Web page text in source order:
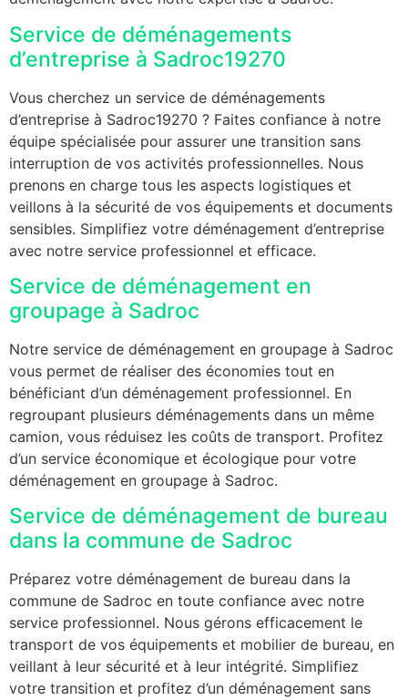
Service de déménagements
d’entreprise à Sadroc19270
Vous cherchez un service de déménagements
d’entreprise à Sadroc19270 ? Faites confiance à notre
équipe spécialisée pour assurer une transition sans
interruption de vos activités professionnelles. Nous
prenons en charge tous les aspects logistiques et
veillons à la sécurité de vos équipements et documents
sensibles. Simplifiez votre déménagement d’entreprise
avec notre service professionnel et efficace.
Service de déménagement en
groupage à Sadroc
Notre service de déménagement en groupage à Sadroc
vous permet de réaliser des économies tout en
bénéficiant d’un déménagement professionnel. En
regroupant plusieurs déménagements dans un même
camion, vous réduisez les coûts de transport. Profitez
d’un service économique et écologique pour votre
déménagement en groupage à Sadroc.
Service de déménagement de bureau
dans la commune de Sadroc
Préparez votre déménagement de bureau dans la
commune de Sadroc en toute confiance avec notre
service professionnel. Nous gérons efficacement le
transport de vos équipements et mobilier de bureau, en
veillant à leur sécurité et à leur intégrité. Simplifiez
votre transition et profitez d’un déménagement sans